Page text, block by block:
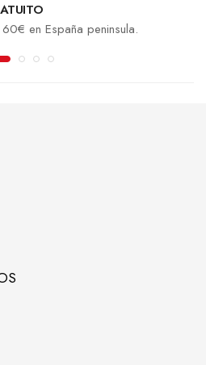
en España peninsula.